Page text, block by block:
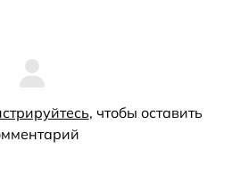
, чтобы оставить